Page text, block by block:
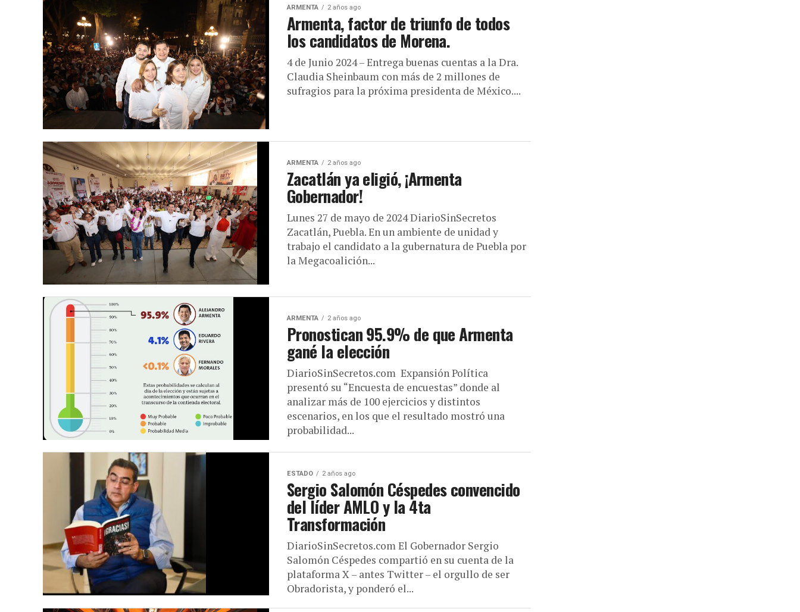
ARMENTA 2 años ago
Armenta, factor de triunfo de todos
los candidatos de Morena.
4 de Junio 2024 – Entrega buenas cuentas a la Dra.
Claudia Sheinbaum con más de 2 millones de
sufragios para la próxima presidenta de México....
ARMENTA 2 años ago
Zacatlán ya eligió, ¡Armenta
Gobernador!
Lunes 27 de mayo de 2024 DiarioSinSecretos
Zacatlán, Puebla. En un ambiente de unidad y
trabajo el candidato a la gubernatura de Puebla por
la Megacoalición...
ARMENTA 2 años ago
Pronostican 95.9% de que Armenta
gané la elección
DiarioSinSecretos.com Expansión Política
presentó su “Encuesta de encuestas” donde al
analizar más de 100 ejercicios y distintos
escenarios, en los que el resultado mostró una
probabilidad...
ESTADO 2 años ago
Sergio Salomón Céspedes convencido
del líder AMLO y la 4ta
Transformación
DiarioSinSecretos.com El Gobernador Sergio
Salomón Céspedes compartió en su cuenta de la
plataforma X – antes Twitter – el orgullo de ser
Obradorista, y ponderó el...